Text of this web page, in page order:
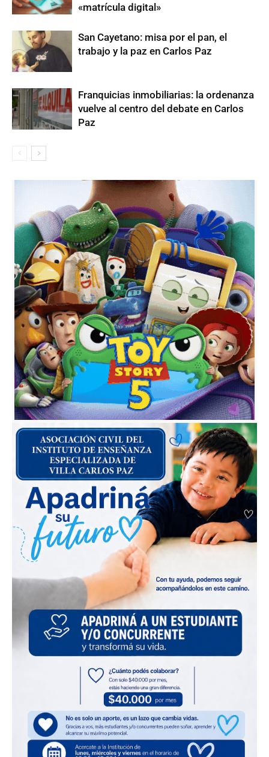
«matrícula digital»
San Cayetano: misa por el pan, el
trabajo y la paz en Carlos Paz
Franquicias inmobiliarias: la ordenanza
vuelve al centro del debate en Carlos
Paz